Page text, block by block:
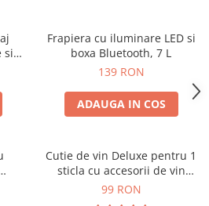
si
Frapiera cu iluminare LED si
boxa Bluetooth, 7 L
139 RON
ADAUGA IN COS
Cutie de vin Deluxe pentru 1
sticla cu accesorii de vin
incluse piele ecologica de
99 RON